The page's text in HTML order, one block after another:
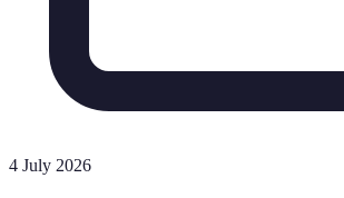
4 July 2026